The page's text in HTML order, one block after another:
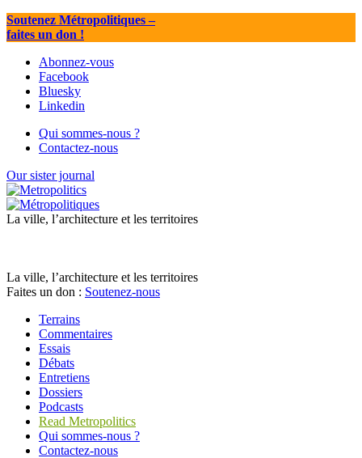
Soutenez Métropolitiques–
faites un don !
Abonnez-vous
Facebook
Bluesky
Linkedin
Qui sommes-nous ?
Contactez-nous
Our sister journal
La ville, l’architecture et les territoires
La ville, l’architecture et les territoires
Faites un don : Soutenez-nous
Terrains
Commentaires
Essais
Débats
Entretiens
Dossiers
Podcasts
Read Metropolitics
Qui sommes-nous ?
Contactez-nous